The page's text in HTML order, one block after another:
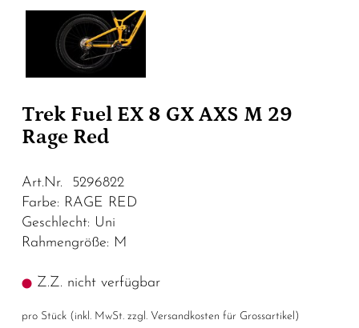
Trek Fuel EX 8 GX AXS M 29
Rage Red
Art.Nr. 5296822
Farbe: RAGE RED
Geschlecht: Uni
Rahmengröße: M
Z.Z. nicht verfügbar
pro Stück (inkl. MwSt. zzgl. Versandkosten für Grossartikel )